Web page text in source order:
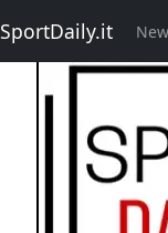
SportDaily.it